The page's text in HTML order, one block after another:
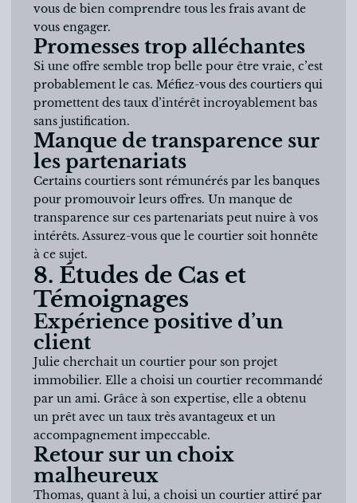
vous de bien comprendre tous les frais avant de
vous engager.
Promesses trop alléchantes
Si une offre semble trop belle pour être vraie, c’est
probablement le cas. Méfiez-vous des courtiers qui
promettent des taux d’intérêt incroyablement bas
sans justification.
Manque de transparence sur
les partenariats
Certains courtiers sont rémunérés par les banques
pour promouvoir leurs offres. Un manque de
transparence sur ces partenariats peut nuire à vos
intérêts. Assurez-vous que le courtier soit honnête
à ce sujet.
8. Études de Cas et
Témoignages
Expérience positive d’un
client
Julie cherchait un courtier pour son projet
immobilier. Elle a choisi un courtier recommandé
par un ami. Grâce à son expertise, elle a obtenu
un prêt avec un taux très avantageux et un
accompagnement impeccable.
Retour sur un choix
malheureux
Thomas, quant à lui, a choisi un courtier attiré par